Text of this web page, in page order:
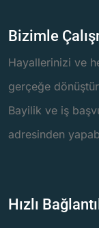
Bizimle
Hayallerinizi ve
gerçeğe
Bayilik ve iş
adresinden
Hızlı